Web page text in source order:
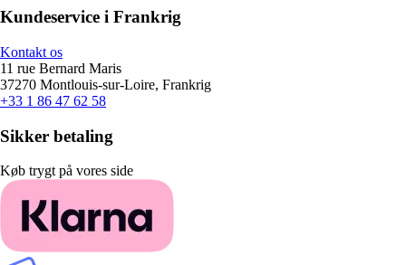
Kundeservice i Frankrig
Kontakt os
11 rue Bernard Maris
37270 Montlouis-sur-Loire, Frankrig
+33 1 86 47 62 58
Sikker betaling
Køb trygt på vores side